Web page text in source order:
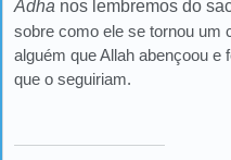
Adha nos lembremos do
sobre como ele se tornou um
alguém que Allah abençoou
que o seguiriam.